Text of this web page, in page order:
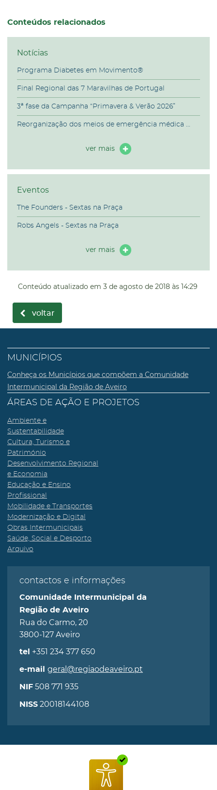
Conteúdos relacionados
Notícias
Programa Diabetes em Movimento®
Final Regional das 7 Maravilhas de Portugal
3ª fase da Campanha “Primavera & Verão 2026”
Reorganização dos meios de emergência médica ...
ver mais
Eventos
The Founders - Sextas na Praça
Robs Angels - Sextas na Praça
ver mais
Conteúdo atualizado em 3 de agosto de 2018 às 14:29
voltar
MUNICÍPIOS
Conheça os Municípios que compõem a Comunidade
Intermunicipal da Região de Aveiro
ÁREAS DE AÇÃO E PROJETOS
Ambiente e
Sustentabilidade
Cultura, Turismo e
Património
Desenvolvimento Regional
e Economia
Educação e Ensino
Profissional
Mobilidade e Transportes
Modernização e Digital
Obras Intermunicipais
Saúde, Social e Desporto
Arquivo
contactos e informações
Comunidade Intermunicipal da
Região de Aveiro
Rua do Carmo, 20
3800-127 Aveiro
tel +351 234 377 650
e-mail geral@regiaodeaveiro.pt
NIF 508 771 935
NISS 20018144108